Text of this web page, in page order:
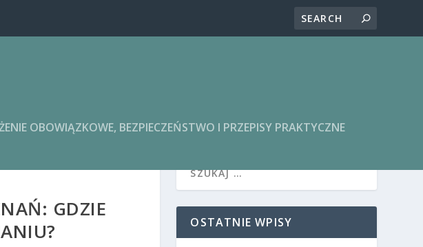
OBOWIĄZKOWE, BEZPIECZEŃSTWO I PRZEPISY PRAKTYCZNE
GDZIE
OSTATNIE WPISY